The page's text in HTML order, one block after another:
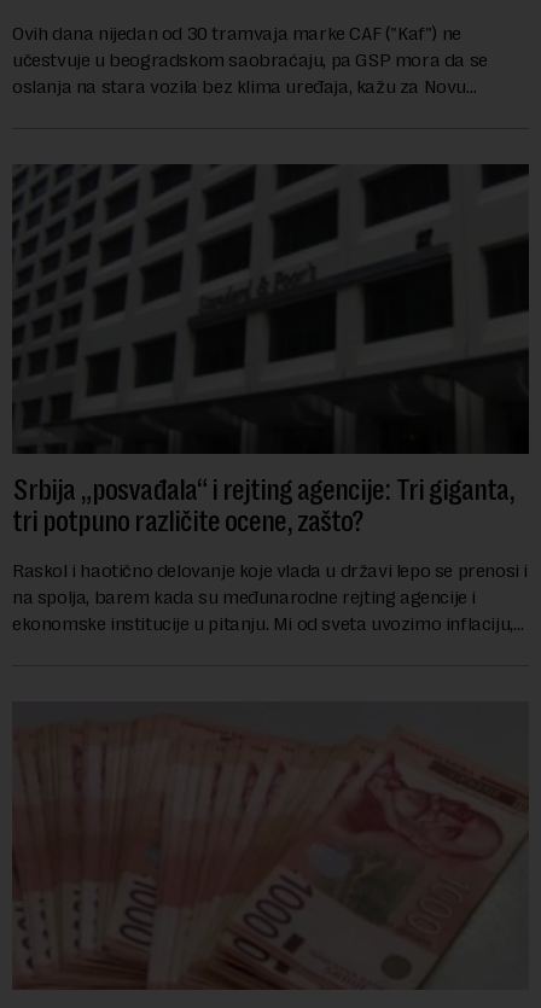
Ovih dana nijedan od 30 tramvaja marke CAF ("Kaf") ne
učestvuje u beogradskom saobraćaju, pa GSP mora da se
oslanja na stara vozila bez klima uređaja, kažu za Novu
Srbija „posvađala“ i rejting agencije: Tri giganta,
tri potpuno različite ocene, zašto?
Raskol i haotično delovanje koje vlada u državi lepo se prenosi i
na spolja, barem kada su međunarodne rejting agencije i
ekonomske institucije u pitanju. Mi od sveta uvozimo inflaciju,